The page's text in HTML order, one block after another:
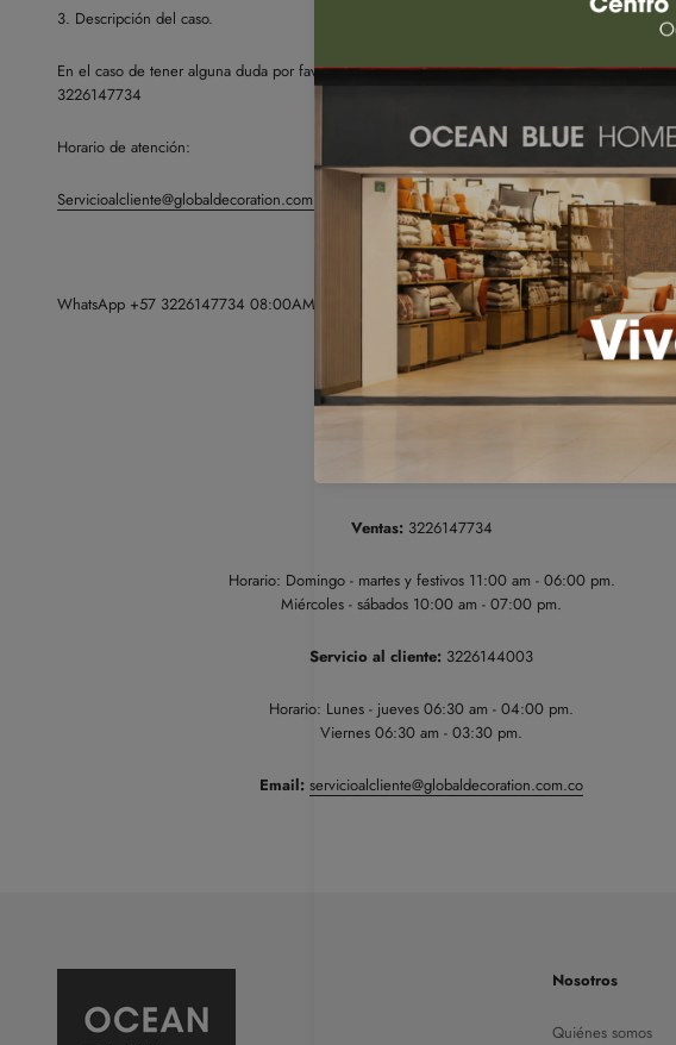
3. Descripción del caso.
En el caso de tener alguna duda por favor comunicarse con nosotros vía WhatsApp +57
3226147734
Horario de atención:
Servicioalcliente@globaldecoration.com.co 07:00AM- 04:00PM
WhatsApp +57 3226147734 08:00AM-10.00PM
Ventas:3226147734
Horario: Domingo - martes y festivos 11:00 am - 06:00 pm.
Miércoles - sábados 10:00 am - 07:00 pm.
Servicio al cliente: 3226144003
Horario: Lunes - jueves 06:30 am - 04:00 pm.
Viernes 06:30 am - 03:30 pm.
Email: servicioalcliente@globaldecoration.com.co
Nosotros
Quiénes somos